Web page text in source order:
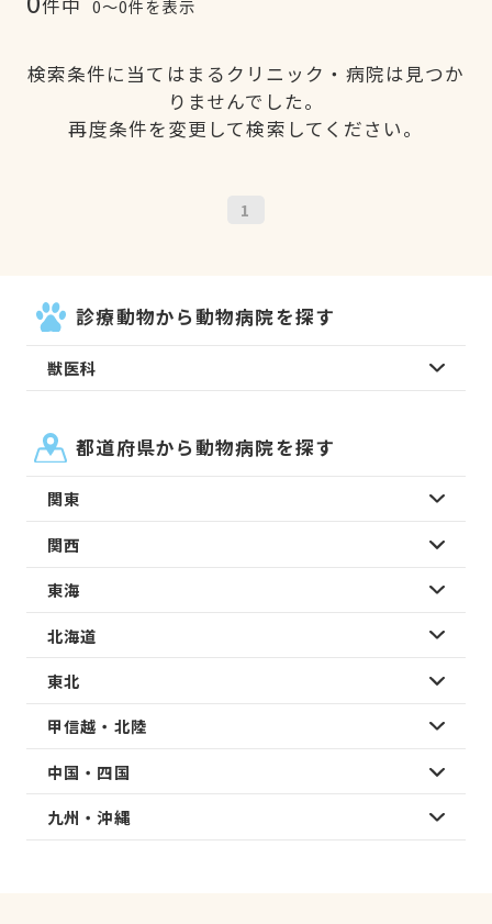
件中 0〜0件を表示
検索条件に当てはまるクリニック・病院は見つか
りませんでした。
再度条件を変更して検索してください。
1
診療動物から動物病院を探す
獣医科
都道府県から動物病院を探す
関東
関西
東海
北海道
東北
甲信越・北陸
中国・四国
九州・沖縄